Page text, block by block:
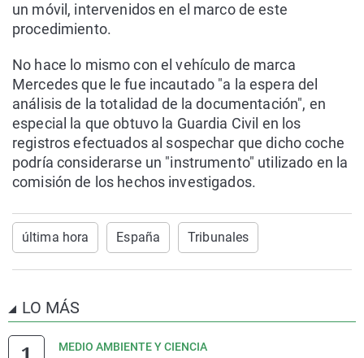
un móvil, intervenidos en el marco de este
procedimiento.
No hace lo mismo con el vehículo de marca
Mercedes que le fue incautado "a la espera del
análisis de la totalidad de la documentación", en
especial la que obtuvo la Guardia Civil en los
registros efectuados al sospechar que dicho coche
podría considerarse un "instrumento" utilizado en la
comisión de los hechos investigados.
última hora España Tribunales
LO MÁS
MEDIO AMBIENTE Y CIENCIA